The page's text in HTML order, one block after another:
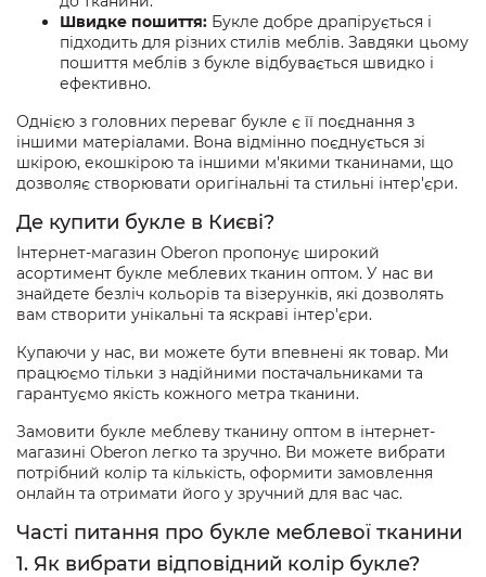
Швидке пошиття: Букле добре драпірується і
підходить для різних стилів меблів. Завдяки цьому
пошиття меблів з букле відбувається швидко і
ефективно.
Однією з головних переваг букле є її поєднання з
іншими матеріалами. Вона відмінно поєднується зі
шкірою, екошкірою та іншими м'якими тканинами, що
дозволяє створювати оригінальні та стильні інтер'єри.
Де купити букле в Києві?
Інтернет-магазин Oberon пропонує широкий
асортимент букле меблевих тканин оптом. У нас ви
знайдете безліч кольорів та візерунків, які дозволять
вам створити унікальні та яскраві інтер'єри.
Купаючи у нас, ви можете бути впевнені як товар. Ми
працюємо тільки з надійними постачальниками та
гарантуємо якість кожного метра тканини.
Замовити букле меблеву тканину оптом в інтернет-
магазині Oberon легко та зручно. Ви можете вибрати
потрібний колір та кількість, оформити замовлення
онлайн та отримати його у зручний для вас час.
Часті питання про букле меблевої тканини
1. Як вибрати відповідний колір букле?